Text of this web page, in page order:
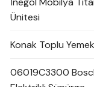
Ünitesi
Konak Toplu Yemek
06019C3300